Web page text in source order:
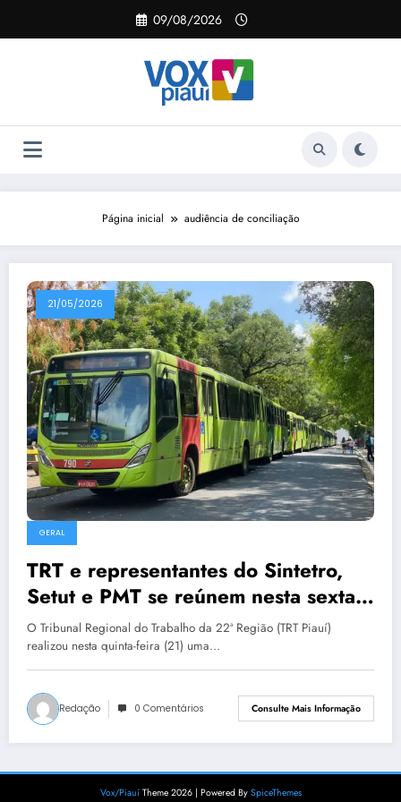
o
09/08/2026
Página inicial audiência de conciliação
21/05/2026
GERAL
TRT e representantes do Sintetro,
Setut e PMT se reúnem nesta sexta-
feira para audiência de conciliação
O Tribunal Regional do Trabalho da 22ª Região (TRT Piauí)
realizou nesta quinta-feira (21) uma…
Redação 0 Comentários Consulte Mais Informação
Vox/Piauí Theme 2026 | Powered By SpiceThemes